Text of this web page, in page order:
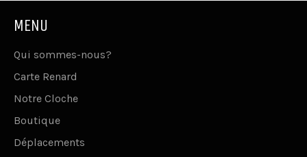
MENU
Qui sommes-nous?
Carte Renard
Notre Cloche
Boutique
Déplacements